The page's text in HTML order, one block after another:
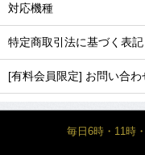
対応機種
特定商取引法に基づく表記
[有料会員限定] お問い合わ
毎日6時・11時